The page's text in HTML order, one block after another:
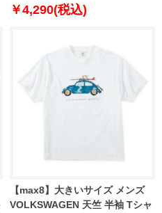
5L 6L 8L
￥4,290(税込)
【max8】大きいサイズ メンズ
VOLKSWAGEN 天竺 半袖 Tシャ